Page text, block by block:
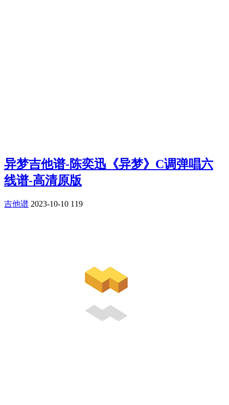
异梦吉他谱-陈奕迅《异梦》C调弹唱六
线谱-高清原版
吉他谱 2023-10-10 119